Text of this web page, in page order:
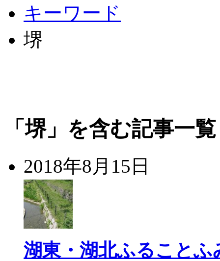
キーワード
堺
「堺」を含む記事一覧
2018年8月15日
湖東・湖北ふることふ